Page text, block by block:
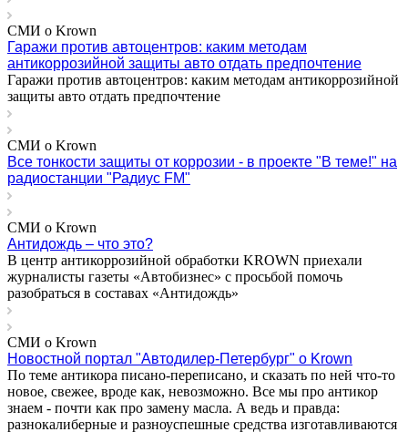
СМИ о Krown
Гаражи против автоцентров: каким методам
антикоррозийной защиты авто отдать предпочтение
Гаражи против автоцентров: каким методам антикоррозийной
защиты авто отдать предпочтение
СМИ о Krown
Все тонкости защиты от коррозии - в проекте "В теме!" на
радиостанции "Радиус FM"
СМИ о Krown
Антидождь – что это?
В центр антикоррозийной обработки KROWN приехали
журналисты газеты «Автобизнес» с просьбой помочь
разобраться в составах «Антидождь»
СМИ о Krown
Новостной портал "Автодилер-Петербург" о Krown
По теме антикора писано-переписано, и сказать по ней что-то
новое, свежее, вроде как, невозможно. Все мы про антикор
знаем - почти как про замену масла. А ведь и правда:
разнокалиберные и разноуспешные средства изготавливаются